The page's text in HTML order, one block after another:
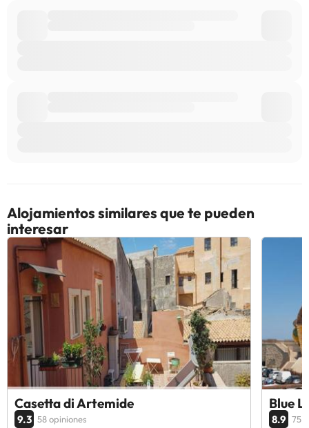
Alojamientos similares que te pueden
interesar
Casetta di Artemide
9.3 58 opiniones
Blue
8.9 75